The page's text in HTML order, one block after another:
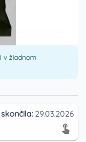
v žiadnom
29.03.2026